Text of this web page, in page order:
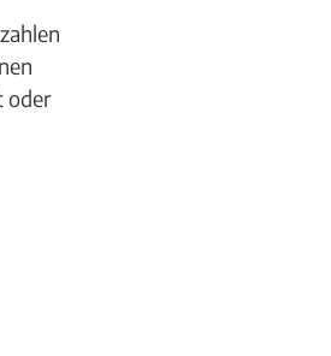
oder